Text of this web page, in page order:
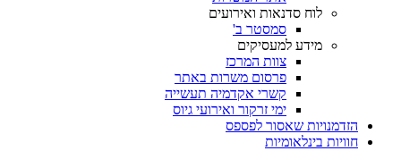
לוח סדנאות ואירועים
סמסטר ב'
מידע למעסיקים
צוות המרכז
פרסום משרות באתר
קשרי אקדמיה תעשייה
ימי זרקור ואירועי גיוס
הזדמנויות שאסור לפספס
חוויות בינלאומיות